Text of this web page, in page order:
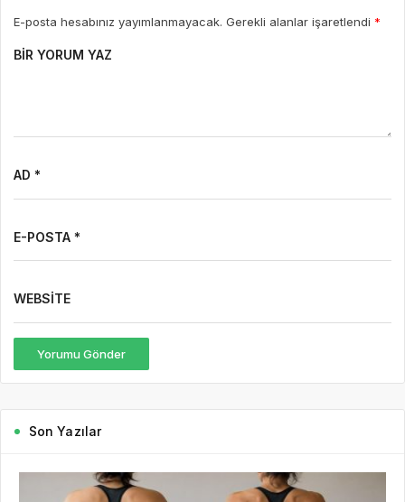
E-posta hesabınız yayımlanmayacak. Gerekli alanlar işaretlendi *
BIR YORUM YAZ
AD *
E-POSTA *
WEBSITE
Yorumu Gönder
Son Yazılar